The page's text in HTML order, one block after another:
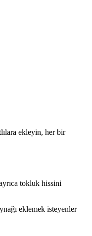
ekleyin, her bir
tokluk hissini
eklemek isteyenler